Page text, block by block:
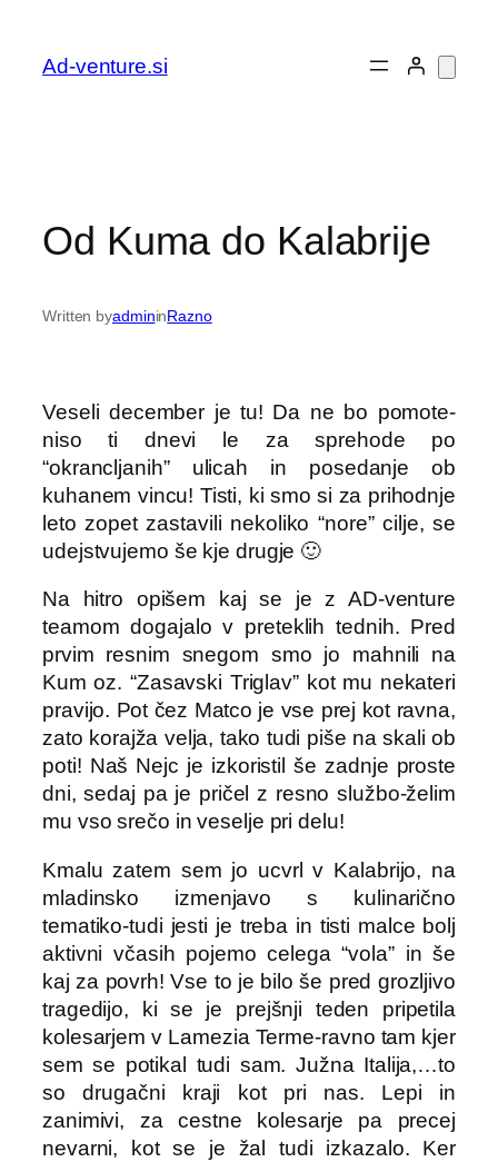
vsebino
Ad-venture.si
Od Kuma do Kalabrije
Written byadmininRazno
Veseli december je tu! Da ne bo pomote-
niso ti dnevi le za sprehode po
“okrancljanih” ulicah in posedanje ob
kuhanem vincu! Tisti, ki smo si za prihodnje
leto zopet zastavili nekoliko “nore” cilje, se
udejstvujemo še kje drugje 🙂
Na hitro opišem kaj se je z AD-venture
teamom dogajalo v preteklih tednih. Pred
prvim resnim snegom smo jo mahnili na
Kum oz. “Zasavski Triglav” kot mu nekateri
pravijo. Pot čez Matco je vse prej kot ravna,
zato korajža velja, tako tudi piše na skali ob
poti! Naš Nejc je izkoristil še zadnje proste
dni, sedaj pa je pričel z resno službo-želim
mu vso srečo in veselje pri delu!
Kmalu zatem sem jo ucvrl v Kalabrijo, na
mladinsko izmenjavo s kulinarično
tematiko-tudi jesti je treba in tisti malce bolj
aktivni včasih pojemo celega “vola” in še
kaj za povrh! Vse to je bilo še pred grozljivo
tragedijo, ki se je prejšnji teden pripetila
kolesarjem v Lamezia Terme-ravno tam kjer
sem se potikal tudi sam. Južna Italija,…to
so drugačni kraji kot pri nas. Lepi in
zanimivi, za cestne kolesarje pa precej
nevarni, kot se je žal tudi izkazalo. Ker